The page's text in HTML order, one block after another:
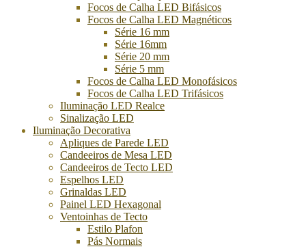
Focos de Calha LED Bifásicos
Focos de Calha LED Magnéticos
Série 16 mm
Série 16mm
Série 20 mm
Série 5 mm
Focos de Calha LED Monofásicos
Focos de Calha LED Trifásicos
Iluminação LED Realce
Sinalização LED
Iluminação Decorativa
Apliques de Parede LED
Candeeiros de Mesa LED
Candeeiros de Tecto LED
Espelhos LED
Grinaldas LED
Painel LED Hexagonal
Ventoinhas de Tecto
Estilo Plafon
Pás Normais